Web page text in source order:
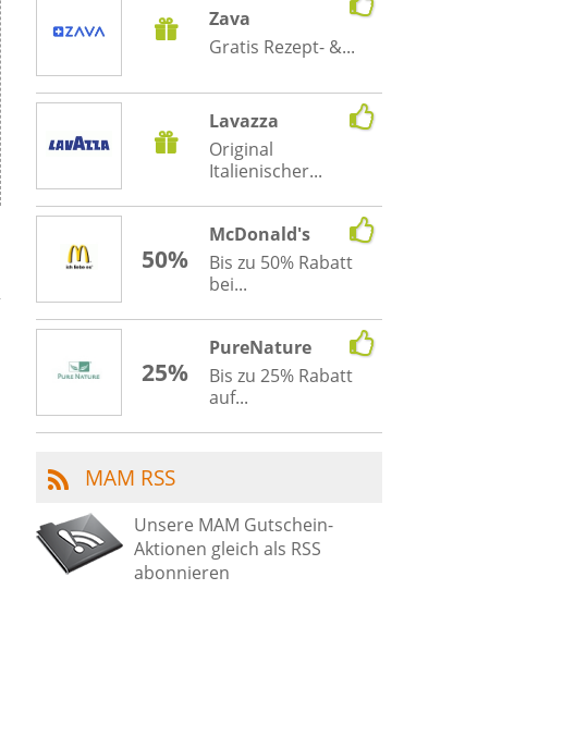
Zava
Gratis Rezept- &...
Lavazza
Original
Italienischer...
50%
McDonald's
Bis zu 50% Rabatt
bei...
25%
PureNature
Bis zu 25% Rabatt
auf...
MAM RSS
Unsere MAM Gutschein-
Aktionen gleich als RSS
abonnieren